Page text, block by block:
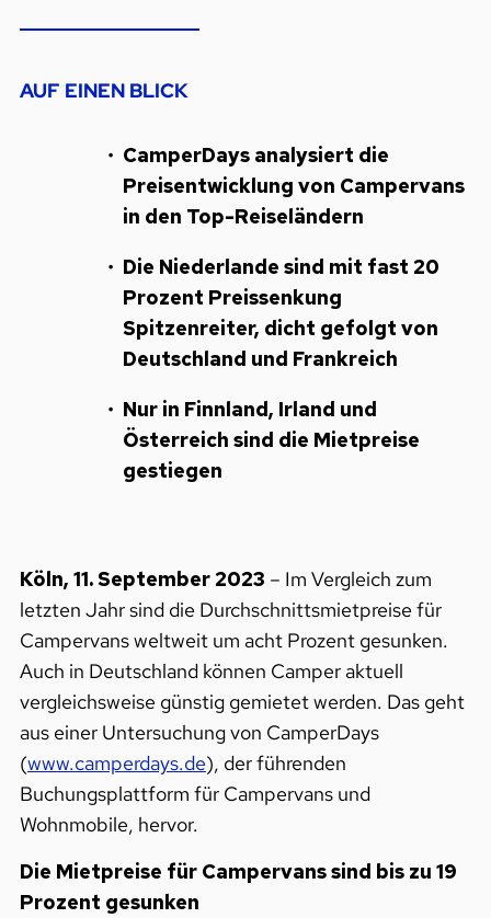
AUF EINEN BLICK
CamperDays analysiert die
Preisentwicklung von Campervans
in den Top-Reiseländern
Die Niederlande sind mit fast 20
Prozent Preissenkung
Spitzenreiter, dicht gefolgt von
Deutschland und Frankreich
Nur in Finnland, Irland und
Österreich sind die Mietpreise
gestiegen
Köln, 11. September 2023 – Im Vergleich zum
letzten Jahr sind die Durchschnittsmietpreise für
Campervans weltweit um acht Prozent gesunken.
Auch in Deutschland können Camper aktuell
vergleichsweise günstig gemietet werden. Das geht
aus einer Untersuchung von CamperDays
(www.camperdays.de), der führenden
Buchungsplattform für Campervans und
Wohnmobile, hervor.
Die Mietpreise für Campervans sind bis zu 19
Prozent gesunken